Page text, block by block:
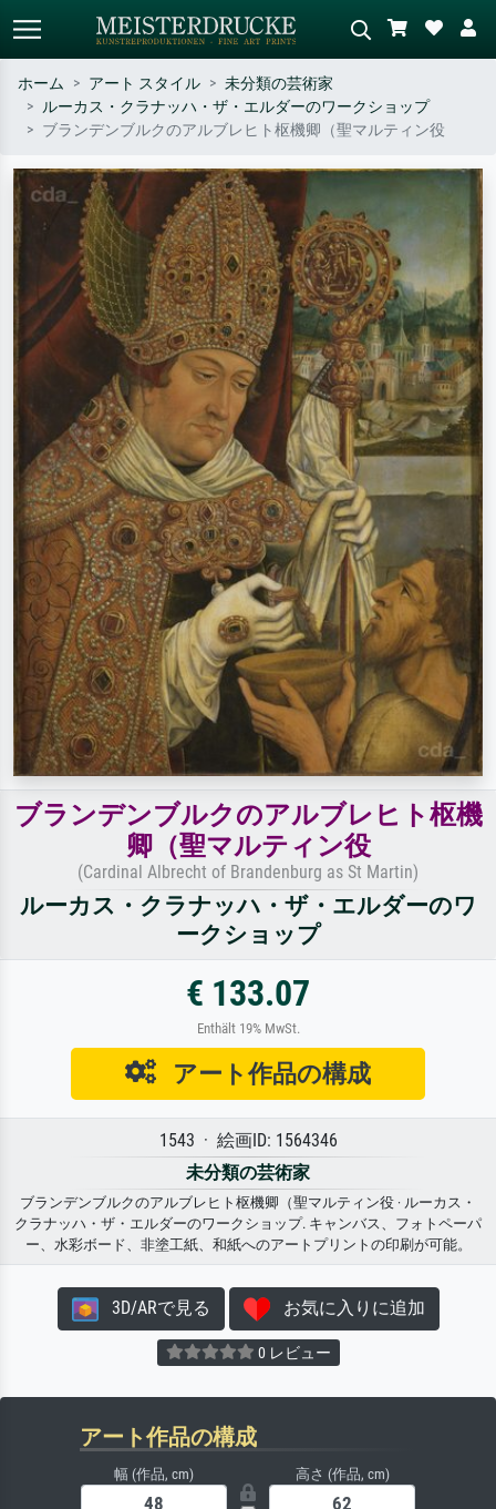
標準検索 AI画像検索
– 例：モネ、星月夜、印象派、北
斎の波、ヌード。
緑の草原、赤の多い抽象画、暗い
油絵、木のそばの立ち姿のヌー
ド。
ホーム アート スタイル
未分類の芸術家
ルーカス・クラナッハ・ザ・エルダーのワークショップ
ブランデンブルクのアルブレヒト枢機卿（聖マルティン役
ブランデンブルクのアルブレヒト枢機
卿（聖マルティン役
(Cardinal Albrecht of Brandenburg as St Martin)
ルーカス・クラナッハ・ザ・エルダーのワ
ークショップ
€ 133.07
Enthält 19% MwSt.
アート作品の構成
1543 · 絵画ID: 1564346
未分類の芸術家
ブランデンブルクのアルブレヒト枢機卿（聖マルティン役 · ルーカス・
クラナッハ・ザ・エルダーのワークショップ. キャンバス、フォトペーパ
ー、水彩ボード、非塗工紙、和紙へのアートプリントの印刷が可能。
3D/ARで見る お気に入りに追加
0 レビュー
アート作品の構成
幅 (作品, cm) 高さ (作品, cm)